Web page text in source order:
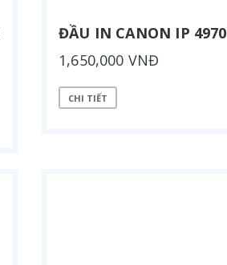
ĐẦU IN CANON IP 4970
1,650,000 VNĐ
CHI TIẾT